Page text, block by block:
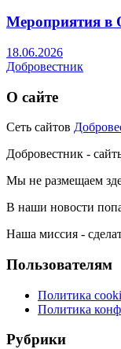
Мероприятия в
18.06.2026
Добровестник
О сайте
Сеть сайтов
Добровестник -
Мы не размещаем
В наши новости
Наша миссия -
Пользователям
Политика
Политика
Рубрики